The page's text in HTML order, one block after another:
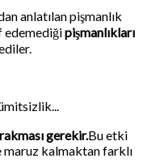
anlatılan pişmanlık
edemediğipişmanlıkları
gerekir.Bu etki
kalmaktan farklı